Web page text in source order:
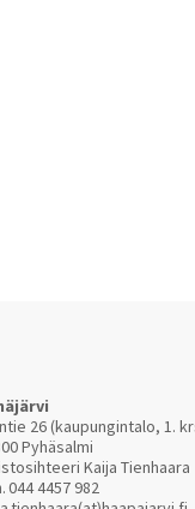
26 (kaupungintalo, 1.
Pyhäsalmi
Kaija Tienhaara
044 4457 982